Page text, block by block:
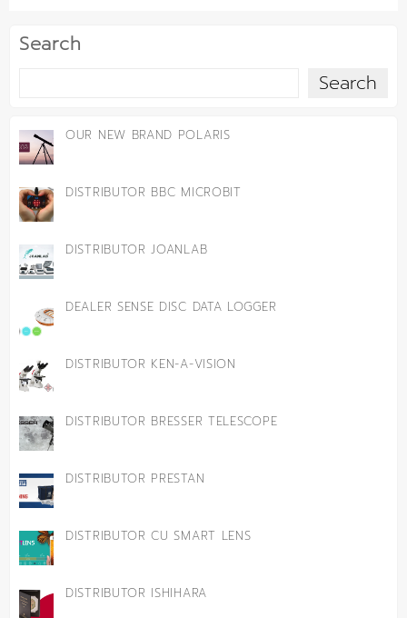
Search
Search
OUR NEW BRAND POLARIS
DISTRIBUTOR BBC MICROBIT
DISTRIBUTOR JOANLAB
DEALER SENSE DISC DATA LOGGER
DISTRIBUTOR KEN-A-VISION
DISTRIBUTOR BRESSER TELESCOPE
DISTRIBUTOR PRESTAN
DISTRIBUTOR CU SMART LENS
DISTRIBUTOR ISHIHARA